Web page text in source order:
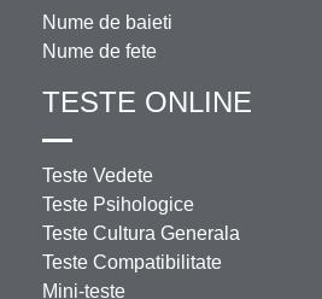
Nume de baieti
Nume de fete
TESTE ONLINE
Teste Vedete
Teste Psihologice
Teste Cultura Generala
Teste Compatibilitate
Mini-teste